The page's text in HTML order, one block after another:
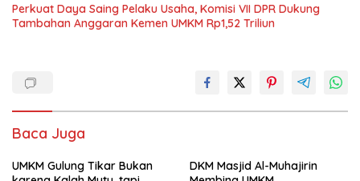
Perkuat Daya Saing Pelaku Usaha, Komisi VII DPR Dukung
Tambahan Anggaran Kemen UMKM Rp1,52 Triliun
Baca Juga
UMKM Gulung Tikar Bukan
DKM Masjid Al-Muhajirin